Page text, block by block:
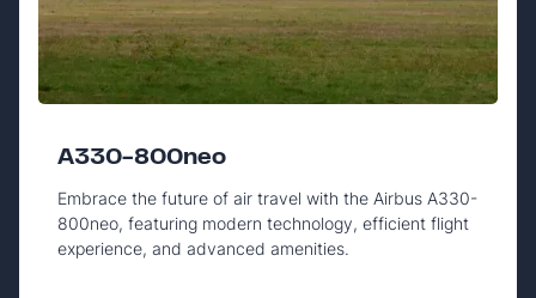
A330-800neo
Embrace the future of air travel with the Airbus A330-
800neo, featuring modern technology, efficient flight
experience, and advanced amenities.